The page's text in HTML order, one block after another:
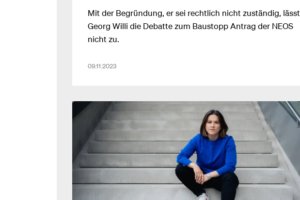
Mit der Begründung, er sei rechtlich nicht zuständig, lässt
Georg Willi die Debatte zum Baustopp Antrag der NEOS
nicht zu.
09.11.2023